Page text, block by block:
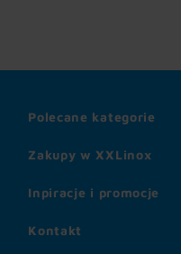
Zakupy w XXLinox
Inpiracje i promocje
Polecane kategorie
Kontakt